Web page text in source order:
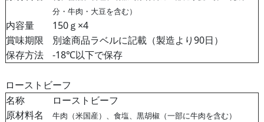
分・牛肉・大豆を含む）
内容量
150ｇ×4
賞味期限
別途商品ラベルに記載（製造より90日）
保存方法
-18℃以下で保存
ローストビーフ
名称
ローストビーフ
原材料名
牛肉（米国産）、食塩、黒胡椒（一部に牛肉を含む）